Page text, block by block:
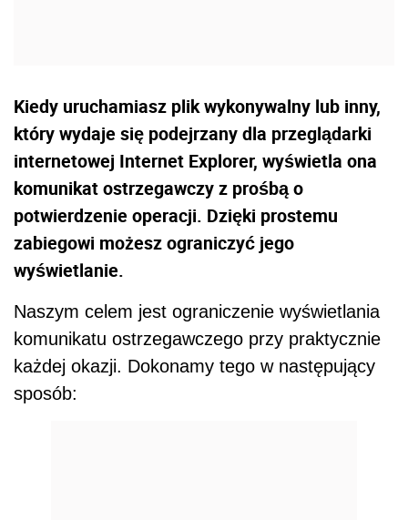
Kiedy uruchamiasz plik wykonywalny lub inny,
który wydaje się podejrzany dla przeglądarki
internetowej Internet Explorer, wyświetla ona
komunikat ostrzegawczy z prośbą o
potwierdzenie operacji. Dzięki prostemu
zabiegowi możesz ograniczyć jego
wyświetlanie.
Naszym celem jest ograniczenie wyświetlania
komunikatu ostrzegawczego przy praktycznie
każdej okazji. Dokonamy tego w następujący
sposób: